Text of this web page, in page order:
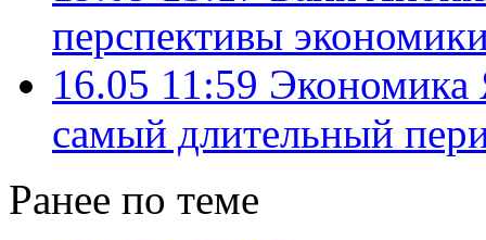
перспективы
16.05 11:59 Экономика
самый длительный
Ранее по теме